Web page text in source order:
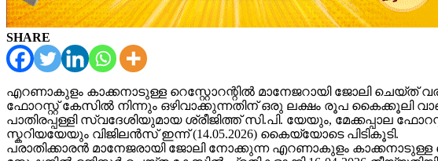
SHARE
എറണാകുളം കാക്കനാടുള്ള റെസ്റ്റോറന്റിൽ മാനേജറായി ജോലി ചെയ്ത്
ഫോറസ്റ്റ് കേസിൽ നിന്നും ഒഴിവാക്കുന്നതിന് ഒരു ലക്ഷം രൂപ കൈക്കൂലി
പാതിരപ്പള്ളി സ്വദേശിയുമായ ശ്രീജിത്ത് സി.പി. യേയും, മേക്കപ്പാല
സ്കറിയയേയും വിജിലൻസ് ഇന്ന് (14.05.2026) കൈയ്യോടെ പിടികൂടി.
പരാതിക്കാരൻ മാനേജരായി ജോലി നോക്കുന്ന എറണാകുളം കാക്കനാടുള്ള